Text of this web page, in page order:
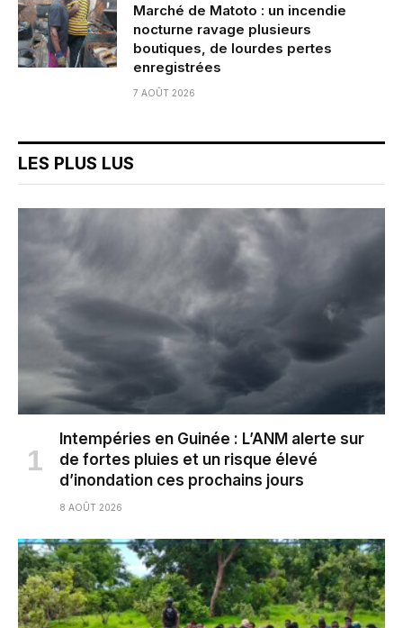
Marché de Matoto : un incendie
nocturne ravage plusieurs
boutiques, de lourdes pertes
enregistrées
7 AOÛT 2026
LES PLUS LUS
Intempéries en Guinée : L’ANM alerte sur
de fortes pluies et un risque élevé
d’inondation ces prochains jours
8 AOÛT 2026